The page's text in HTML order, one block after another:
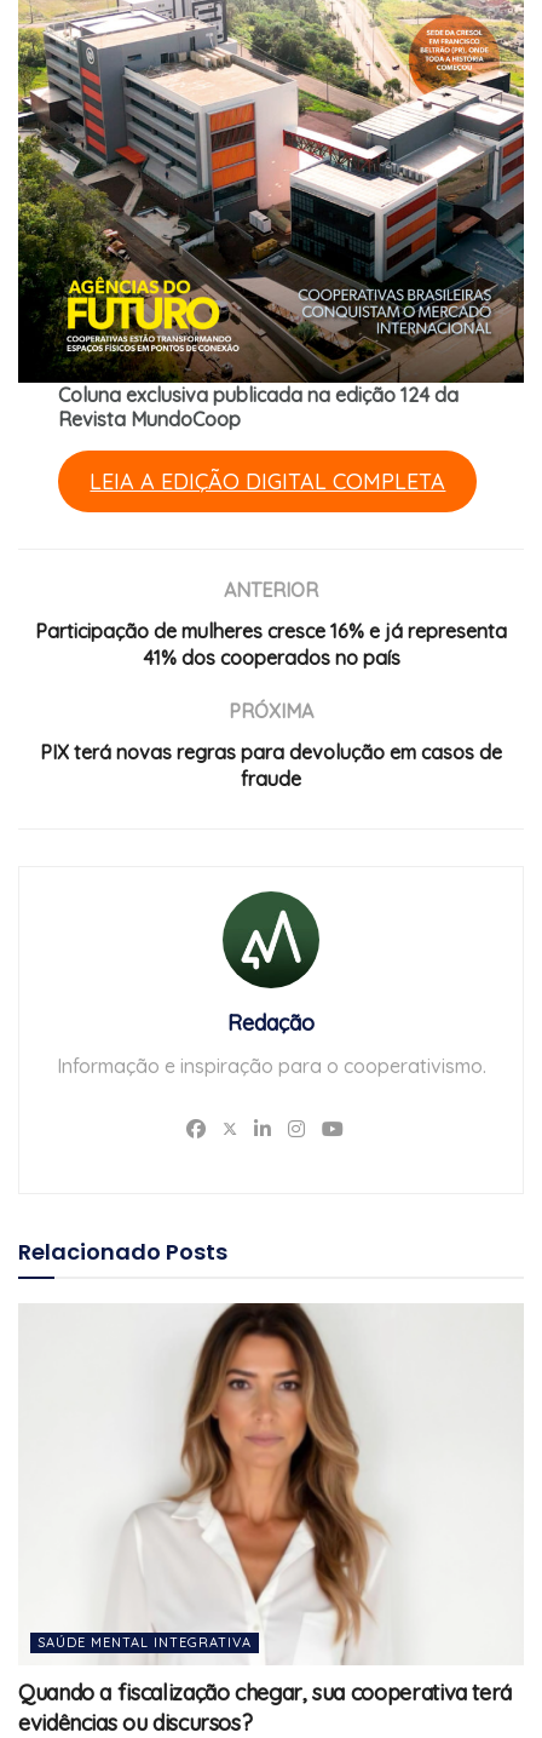
Coluna exclusiva publicada na edição 124 da
Revista MundoCoop
LEIA A EDIÇÃO DIGITAL COMPLETA
ANTERIOR
Participação de mulheres cresce 16% e já representa
41% dos cooperados no país
PRÓXIMA
PIX terá novas regras para devolução em casos de
fraude
Redação
Informação e inspiração para o cooperativismo.
Relacionado Posts
SAÚDE MENTAL INTEGRATIVA
Quando a fiscalização chegar, sua cooperativa terá
evidências ou discursos?